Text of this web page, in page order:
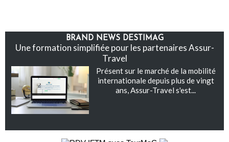
BRAND NEWS DESTIMAG
Une formation simplifiée pour les partenaires Assur-
Travel
Présent sur le marché de la mobilité
internationale depuis plus de vingt
ans, Assur-Travel s'est...